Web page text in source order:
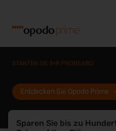
STARTEN SIE IHR PROBEABO
Entdecken Sie Opodo Prime
Sparen Sie bis zu